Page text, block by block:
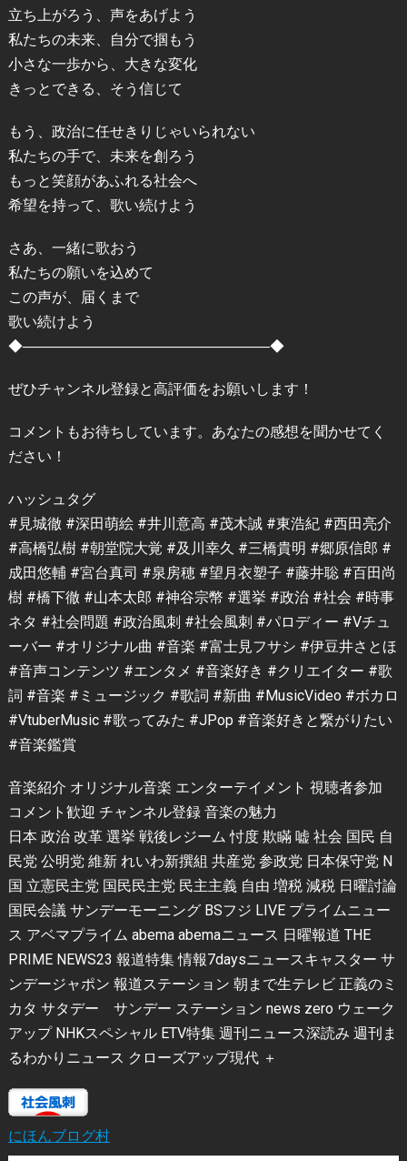
立ち上がろう、声をあげよう
私たちの未来、自分で掴もう
小さな一歩から、大きな変化
きっとできる、そう信じて
もう、政治に任せきりじゃいられない
私たちの手で、未来を創ろう
もっと笑顔があふれる社会へ
希望を持って、歌い続けよう
さあ、一緒に歌おう
私たちの願いを込めて
この声が、届くまで
歌い続けよう
◆―――――――――――――――――◆
ぜひチャンネル登録と高評価をお願いします！
コメントもお待ちしています。あなたの感想を聞かせてく
ださい！
ハッシュタグ
#見城徹 #深田萌絵 #井川意高 #茂木誠 #東浩紀 #西田亮介
#高橋弘樹 #朝堂院大覚 #及川幸久 #三橋貴明 #郷原信郎 #
成田悠輔 #宮台真司 #泉房穂 #望月衣塑子 #藤井聡 #百田尚
樹 #橋下徹 #山本太郎 #神谷宗幣 #選挙 #政治 #社会 #時事
ネタ #社会問題 #政治風刺 #社会風刺 #パロディー #Vチュ
ーバー #オリジナル曲 #音楽 #富士見フサシ #伊豆井さとほ
#音声コンテンツ #エンタメ #音楽好き #クリエイター #歌
詞 #音楽 #ミュージック #歌詞 #新曲 #MusicVideo #ボカロ
#VtuberMusic #歌ってみた #JPop #音楽好きと繋がりたい
#音楽鑑賞
音楽紹介 オリジナル音楽 エンターテイメント 視聴者参加
コメント歓迎 チャンネル登録 音楽の魅力
日本 政治 改革 選挙 戦後レジーム 忖度 欺瞞 嘘 社会 国民 自
民党 公明党 維新 れいわ新撰組 共産党 参政党 日本保守党 N
国 立憲民主党 国民民主党 民主主義 自由 増税 減税 日曜討論
国民会議 サンデーモーニング BSフジ LIVE プライムニュー
ス アベマプライム abema abemaニュース 日曜報道 THE
PRIME NEWS23 報道特集 情報7daysニュースキャスター サ
ンデージャポン 報道ステーション 朝まで生テレビ 正義のミ
カタ サタデー サンデー ステーション news zero ウェーク
アップ NHKスペシャル ETV特集 週刊ニュース深読み 週刊ま
るわかりニュース クローズアップ現代 ＋
にほんブログ村